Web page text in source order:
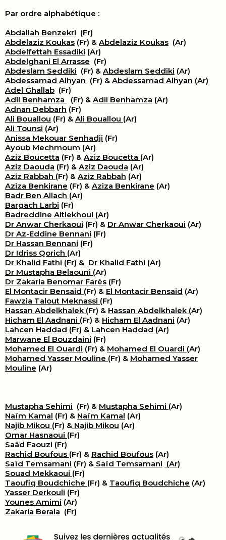
Par ordre alphabétique :
Abdallah Benzekri (Fr)
Abdelaziz Koukas (Fr) & Abdelaziz Koukas (Ar)
Abdelfettah Essadiki (Ar)
Abdelghani El Arrasse (Fr)
Abdeslam Seddiki (Fr) & Abdeslam Seddiki (Ar)
Abdessamad Alhyan (Fr) & Abdessamad Alhyan (Ar)
Adel Ghallab (Fr)
Adil Benhamza
(Fr) & Adil Benhamza (Ar)
Adnan Debbarh (Fr)
Ali Bouallou (Fr) & Ali Bouallou (Ar)
Ali Tounsi (Ar)
Anissa Mekouar Senhadji (Fr)
Ayoub Mechmoum (Ar)
Aziz Boucetta (Fr) & Aziz Boucetta (Ar)
Aziz Daouda (Fr) & Aziz Daouda (Ar)
Aziz Rabbah (Fr) & Aziz Rabbah (Ar)
Aziza Benkirane (Fr) & Aziza Benkirane (Ar)
Badr Ben Allach (Ar)
Bargach Larbi (Fr)
Badreddine Aitlekhoui (Ar)
Dr Anwar Cherkaoui (Fr) & Dr Anwar Cherkaoui (Ar)
Dr Az-Eddine Bennani (Fr)
Dr Hassan Bennani (Fr)
Dr Idriss Qorich (Ar)
Dr Khalid Fathi (Fr) & Dr Khalid Fathi (Ar)
Dr Mustapha Belaouni (Ar)
Dr Zakaria Benomar Farès (Fr)
El Montacir Bensaid (Fr) & El Montacir Bensaid (Ar)
Fawzia Talout Meknassi (Fr)
Hassan Abdelkhalek (Fr) & Hassan Abdelkhalek (Ar)
Hicham El Aadnani (Fr) & Hicham El Aadnani (Ar)
Lahcen Haddad (Fr) & Lahcen Haddad (Ar)
Marwane El Bouzdaini (Fr)
Mohamed El Ouardi (Fr) & Mohamed El Ouardi (Ar)
Mohamed Yasser Mouline (Fr) & Mohamed Yasser
Mouline (Ar)
Mustapha Sehimi (Fr) & Mustapha Sehimi (Ar)
Naïm Kamal (Fr) & Naïm Kamal (Ar)
Najib Mikou (Fr) & Najib Mikou (Ar)
Omar Hasnaoui (Fr)
Saâd Faouzi (Fr)
Rachid Boufous (Fr) & Rachid Boufous (Ar)
Saïd Temsamani (Fr) & Saïd Temsamani (Ar)
Souad Mekkaoui (Fr)
Taoufiq Boudchiche (Fr) & Taoufiq Boudchiche (Ar)
Yasser Derkouli (Fr)
Younes Amimi (Ar)
Zakaria Berala (Fr)